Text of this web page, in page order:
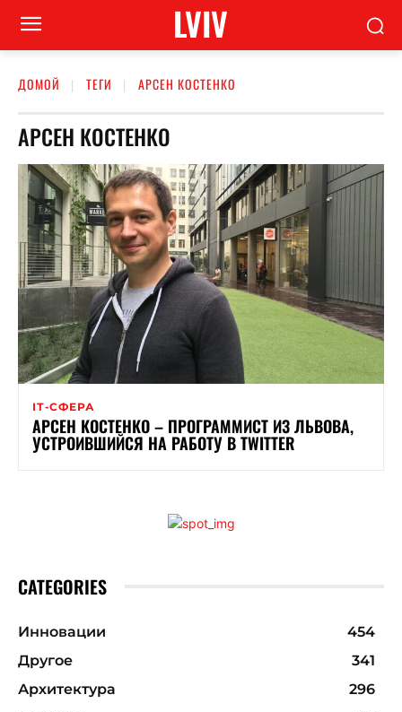
LVIV
ДОМОЙ ТЕГИ АРСЕН КОСТЕНКО
АРСЕН КОСТЕНКО
ІТ-СФЕРА
АРСЕН КОСТЕНКО – ПРОГРАММИСТ ИЗ ЛЬВОВА,
УСТРОИВШИЙСЯ НА РАБОТУ В TWITTER
CATEGORIES
Инновации
454
Другое
341
Архитектура
296